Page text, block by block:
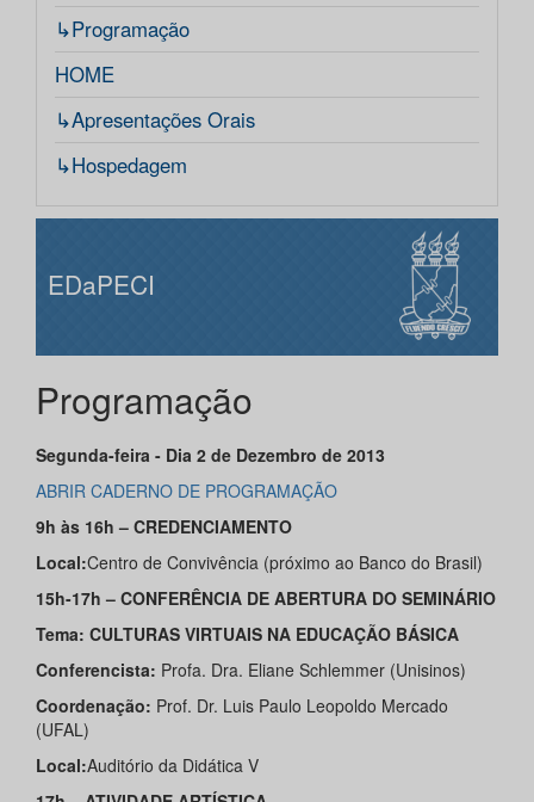
↳Programação
HOME
↳Apresentações Orais
↳Hospedagem
EDaPECI
Programação
Segunda-feira - Dia 2 de Dezembro de 2013
ABRIR CADERNO DE PROGRAMAÇÃO
9h às 16h – CREDENCIAMENTO
Local:Centro de Convivência (próximo ao Banco do Brasil)
15h-17h – CONFERÊNCIA DE ABERTURA DO SEMINÁRIO
Tema: CULTURAS VIRTUAIS NA EDUCAÇÃO BÁSICA
Conferencista: Profa. Dra. Eliane Schlemmer (Unisinos)
Coordenação: Prof. Dr. Luis Paulo Leopoldo Mercado
(UFAL)
Local:Auditório da Didática V